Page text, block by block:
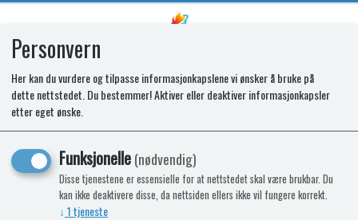
SRC SHELF
Nyhet
Personvern
Her kan du vurdere og tilpasse informasjonkapslene vi ønsker å bruke på
dette nettstedet. Du bestemmer! Aktiver eller deaktiver informasjonkapsler
etter eget ønske.
Funksjonelle(nødvendig)
Disse tjenestene er essensielle for at nettstedet skal være brukbar. Du
kan ikke deaktivere disse, da nettsiden ellers ikke vil fungere korrekt.
↓ 1tjeneste